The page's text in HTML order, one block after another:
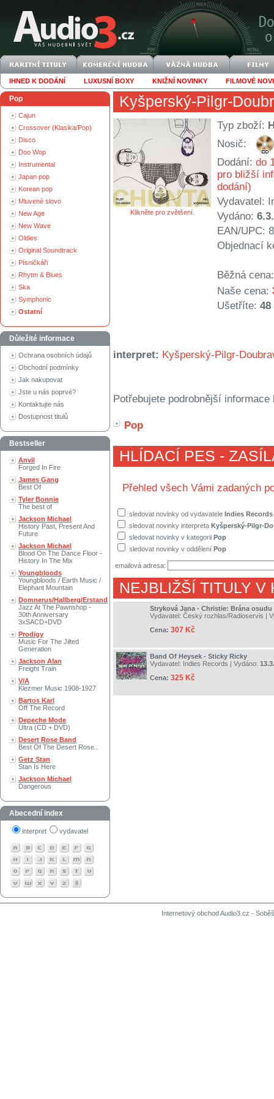
IHNED K DODÁNÍ LUXUSNÍ BOXY KNIŽNÍ NOVINKY FILMOVÉ
Pop
Cajun
Crossover (Klasika/Pop)
Disco
Doo Wop
Instrumental
Japan pop
Korean pop
Mluvené slovo
New Age
New Wave
Oldies
Original Soundtrack
Písničkáři
Rhytm & Blues
Ska
Symphonic
Ostatní
Důležité informace
Ochrana osobních údajů
Obchodní podmínky
Jak nakupovat
Jste u nás poprvé?
Kontaktujte nás
Dostupnost titulů
Bestseller
Anvil
Forged In Fire
James Gang
Best Of
Tyler Bonnie
The best of
Jackson Michael
History Past, Present And
Future
Jackson Michael
Blood On The Dance Floor -
History In The Mix
Youngbloods
Youngbloods / Earth Music /
Elephant Mountain
Domnerus/Hallberg/Erstand
Jazz At The Pawnshop -
30th Anniversary
3xSACD+DVD
Prodigy
Music For The Jilted
Generation
Jackson Alan
Freight Train
V/A
Klezmer Music 1908-1927
Bartos Karl
Off The Record
Depeche Mode
Ultra (CD + DVD)
Desert Rose Band
Best Of The Desert Rose..
Getz Stan
Stan Is Here
Jackson Michael
Dangerous
Abecední index
interpret vydavatel
Kyšperský-Pilgr-
Klikněte pro zvětšení.
Typ zboží:
Nosič:
Dodání: do
pro bližší
dodání)
Vydavatel:
Vydáno:
EAN/UPC:
Objednací
Běžná cena:
Naše cena:
Ušetříte: 48
interpret: Kyšperský-Pilgr-
Potřebujete podrobnější
Pop
HLÍDACÍ PES -
Přehled všech Vámi zadaných
sledovat novinky od vydavatele Indies Records
sledovat novinky interpreta Kyšperský-Pilgr-
sledovat novinky v kategorii Pop
sledovat novinky v oddělení Pop
emailová adresa:
NEJBLIŽŠÍ TITULY V
Stryková Jana - Christie: Brána osudu
Vydavatel: Český rozhlas/Radioservis |
Cena: 307 Kč
Band Of Heysek - Sticky Ricky
Vydavatel: Indies Records | Vydáno:
Cena: 325 Kč
Internetový obchod Audio3.cz -